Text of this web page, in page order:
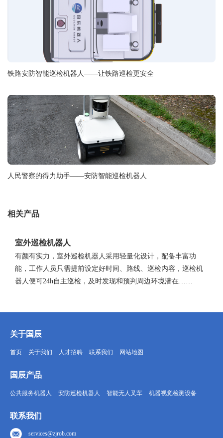
铁路安防智能巡检机器人——让铁路巡检更安全
人民警察的得力助手——安防智能巡检机器人
相关产品
室外巡检机器人
有颜有实力，室外巡检机器人采用轻量化设计，配备丰富功
能，工作人员只需提前设定好时间、路线、巡检内容，巡检机
器人便可24h自主巡检，及时发现和预判周边环境潜在……
关于国辰
首页 关于我们 人才招聘 联系我们 网站地图
国辰产品
公共服务机器人 安防巡检机器人 智能无人叉车 机器视觉检测设备
联系我们
services@zjrob.com